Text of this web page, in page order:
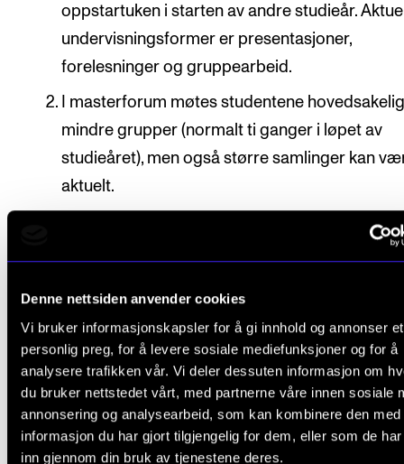
Denne nettsiden anvender cookies
Vi bruker informasjonskapsler for å gi innhold og annonser et
personlig preg, for å levere sosiale mediefunksjoner og for å
analysere trafikken vår. Vi deler dessuten informasjon om
du bruker nettstedet vårt, med partnerne våre innen sosiale
annonsering og analysearbeid, som kan kombinere den med
informasjon du har gjort tilgjengelig for dem, eller som de
inn gjennom din bruk av tjenestene deres.
oppstartuken i starten av andre studieår.
undervisningsformer er presentasjoner,
forelesninger og gruppearbeid.
I masterforum møtes studentene
mindre grupper (normalt ti ganger i løpet av
studieåret), men også større samlinger kan
aktuelt.
For oversikt over veiledende undervisningsmengde,
"Organisering" under beskrivelsen av det enkelte
Studenten meldes automatisk opp til undervisning
vurdering i emnet, i henhold til den progresjon som
fastsatt i utdanningsplanen.